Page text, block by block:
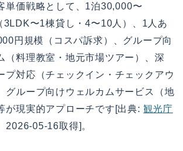
単価戦略として、1泊30,000〜
3LDK〜1棟貸し・4〜10人）、1人あ
円規模（コスパ訴求）、グループ向
（料理教室・地元市場ツアー）、深
プ対応（チェックイン・チェックアウ
グループ向けウェルカムサービス（地
が現実的アプローチです[出典: 観光庁
、2026-05-16取得]。